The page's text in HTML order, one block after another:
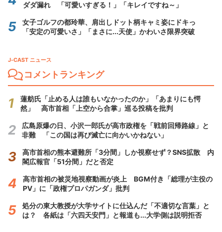
ダダ漏れ 「可愛いすぎる！」「キレイですね～」
女子ゴルフの都玲華、肩出しドット柄キャミ姿にドキっ
「安定の可愛いさ」「まさに...天使」かわいさ限界突破
J-CAST ニュース
コメントランキング
蓮舫氏「止める人は誰もいなかったのか」「あまりにも愕
然」 高市首相「上空から合掌」巡る投稿を批判
広島原爆の日、小沢一郎氏が高市政権を「戦前回帰路線」と
非難 「この国は再び滅亡に向かいかねない」
高市首相の熊本避難所「3分間」しか視察せず？SNS拡散 内
閣広報官「51分間」だと否定
高市首相の被災地視察動画が炎上 BGM付き「総理が主役の
PV」に「政権プロパガンダ」批判
処分の東大教授が大学サイトに仕込んだ「不適切な言葉」と
は？ 各紙は「六四天安門」と報道も...大学側は説明拒否